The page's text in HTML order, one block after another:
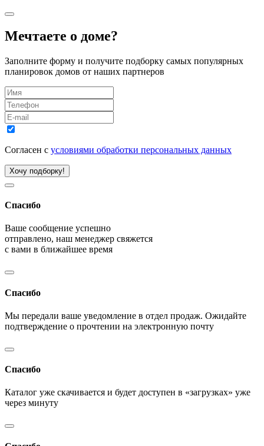
Мечтаете о доме?
Заполните форму и получите подборку самых популярных
планировок домов от наших партнеров
Согласен с условиями обработки персональных данных
Хочу подборку!
Спасибо
Ваше сообщение успешно
отправлено, наш менеджер свяжется
с вами в ближайшее время
Спасибо
Мы передали ваше уведомление в отдел продаж. Ожидайте
подтверждение о прочтении на электронную почту
Спасибо
Каталог уже скачивается и будет доступен в «загрузках» уже
через минуту